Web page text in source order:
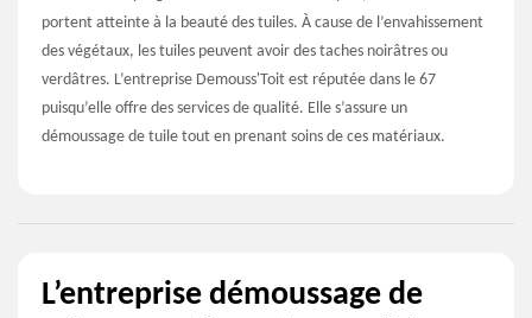
portent atteinte à la beauté des tuiles. À cause de l’envahissement
des végétaux, les tuiles peuvent avoir des taches noirâtres ou
verdâtres. L’entreprise Demouss'Toit est réputée dans le 67
puisqu’elle offre des services de qualité. Elle s’assure un
démoussage de tuile tout en prenant soins de ces matériaux.
L’entreprise démoussage de